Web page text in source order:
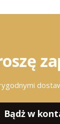
Bądż w